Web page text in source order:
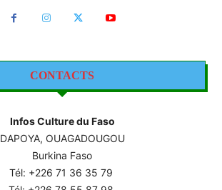
CONTACTS
Infos Culture du Faso
DAPOYA, OUAGADOUGOU
Burkina Faso
Tél: +226 71 36 35 79